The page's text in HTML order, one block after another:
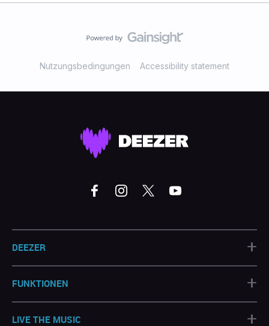
Nutzungsbedingungen Accessibility statement
DEEZER +
FUNKTIONEN +
LIVE THE MUSIC +